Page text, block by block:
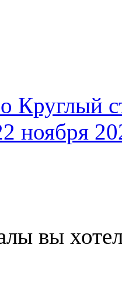
о Круглый
ноября
вы